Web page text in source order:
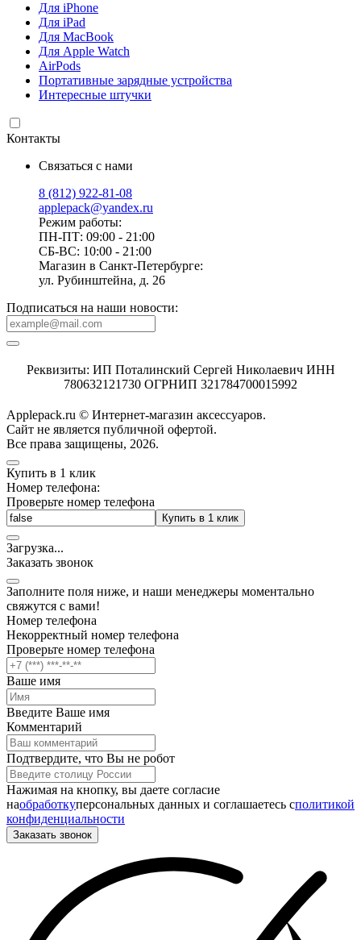
Для iPhone
Для iPad
Для MacBook
Для Apple Watch
AirPods
Портативные зарядные устройства
Интересные штучки
Контакты
Связаться с нами
8 (812) 922-81-08
applepack@yandex.ru
Режим работы:
ПН-ПТ: 09:00 - 21:00
СБ-ВС: 10:00 - 21:00
Магазин в Санкт-Петербурге:
ул. Рубинштейна, д. 26
Подписаться на наши новости:
Реквизиты: ИП Поталинский Сергей Николаевич ИНН
780632121730 ОГРНИП 321784700015992
Applepack.ru © Интернет-магазин аксессуаров.
Cайт не является публичной офертой.
Все права защищены, 2026.
Купить в 1 клик
Номер телефона:
Проверьте номер телефона
Купить в 1 клик
Загрузка...
Заказать звонок
Заполните поля ниже, и наши менеджеры моментально
свяжутся с вами!
Номер телефона
Некорректный номер телефона
Проверьте номер телефона
Ваше имя
Введите Ваше имя
Комментарий
Подтвердите, что Вы не робот
Нажимая на кнопку, вы даете согласие
наобработкуперсональных данных и соглашаетесь cполитикой
конфиденциальности
Заказать звонок